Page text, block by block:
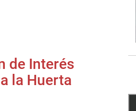
de Interés
la Huerta